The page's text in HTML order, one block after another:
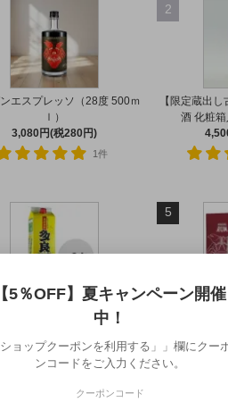
エスプレッソ（28度 500ｍ
ｌ）
3,080円(税280円)
1件
2
【限定蔵出
酒 化粧箱
】泡盛 多良川 一升パック×6
本（30度 1800ml）
6件
5
【送料込】
度
【5％OFF】夏キャンペーン開催
中！
ショップクーポンを利用する」」欄にクー
ンコードをご入力ください。
クーポンコード